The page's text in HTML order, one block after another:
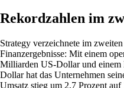
Rekordzahlen im
Strategy verzeichnete im
Finanzergebnisse: Mit einem
Milliarden US-Dollar und
Dollar hat das Unternehmen
Umsatz stieg um 2,7 Prozent